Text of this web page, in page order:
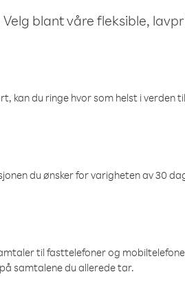
blant våre fleksible,
du ringe hvor som helst i verden
du ønsker for varigheten av 30
til fasttelefoner og
samtalene du allerede tar.